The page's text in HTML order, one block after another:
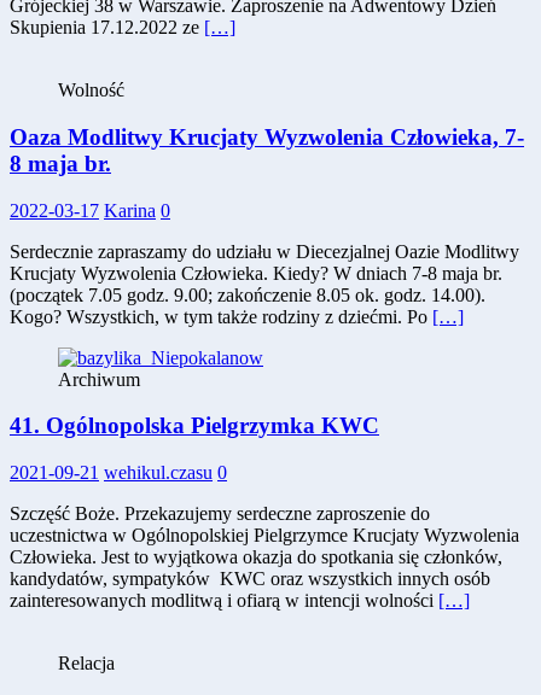
Grójeckiej 38 w Warszawie. Zaproszenie na Adwentowy Dzień
Skupienia 17.12.2022 ze […]
Wolność
Oaza Modlitwy Krucjaty Wyzwolenia Człowieka, 7-
8 maja br.
2022-03-17 Karina 0
Serdecznie zapraszamy do udziału w Diecezjalnej Oazie Modlitwy
Krucjaty Wyzwolenia Człowieka. Kiedy? W dniach 7-8 maja br.
(początek 7.05 godz. 9.00; zakończenie 8.05 ok. godz. 14.00).
Kogo? Wszystkich, w tym także rodziny z dziećmi. Po […]
Archiwum
41. Ogólnopolska Pielgrzymka KWC
2021-09-21 wehikul.czasu 0
Szczęść Boże. Przekazujemy serdeczne zaproszenie do
uczestnictwa w Ogólnopolskiej Pielgrzymce Krucjaty Wyzwolenia
Człowieka. Jest to wyjątkowa okazja do spotkania się członków,
kandydatów, sympatyków KWC oraz wszystkich innych osób
zainteresowanych modlitwą i ofiarą w intencji wolności […]
Relacja